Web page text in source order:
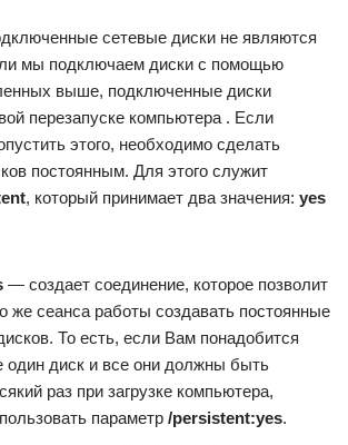
сетевые диски не являются
мы подключаем диски с помощью
выше, подключенные диски
перезапуске компьютера . Если
этого, необходимо сделать
постоянным. Для этого служит
, который принимает два значения: yes
— создает соединение, которое позволит
же сеанса работы создавать постоянные
То есть, если Вам понадобится
один диск и все они должны быть
раз при загрузке компьютера,
параметр /persistent:yes.